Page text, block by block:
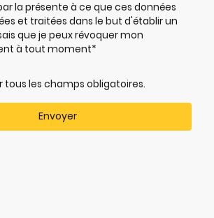
la présente à ce que ces données
et traitées dans le but d'établir un
que je peux révoquer mon
à tout moment*
tous les champs obligatoires.
Envoyer